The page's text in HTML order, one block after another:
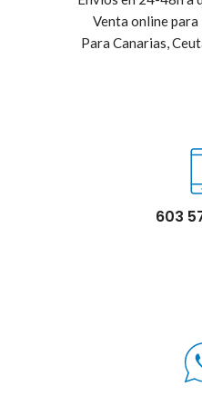
Venta online para
Para Canarias,
603